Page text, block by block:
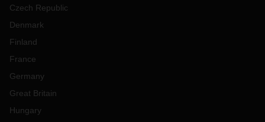
Czech Republic
Denmark
Finland
France
Germany
Great Britain
Hungary